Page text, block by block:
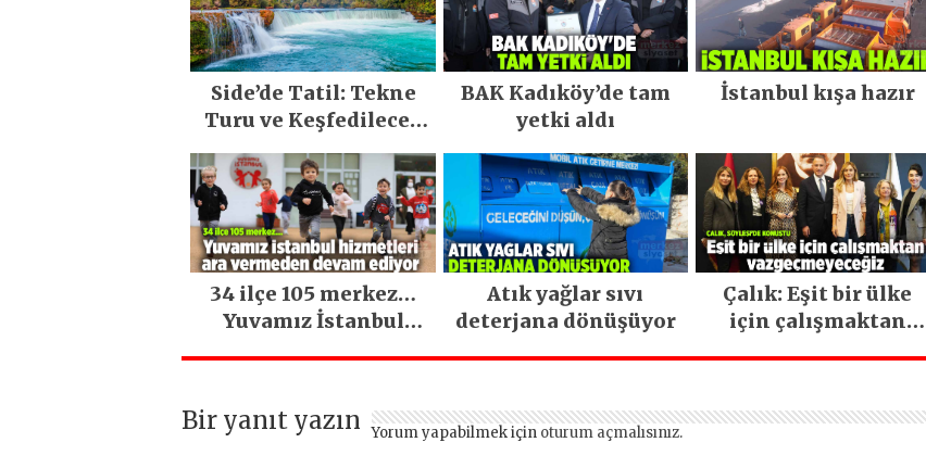
Side’de Tatil: Tekne
Turu ve Keşfedilecek
BAK Kadıköy’de tam
yetki aldı
İstanbul kışa hazır
34 ilçe 105 merkez…
Yuvamız İstanbul
Atık yağlar sıvı
deterjana dönüşüyor
Çalık: Eşit bir ülke
için çalışmaktan
Bir yanıt yazın Yorum yapabilmek için oturum açmalısınız.